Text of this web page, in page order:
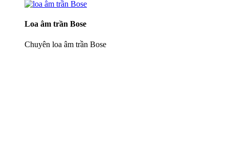
Loa âm trần Bose
Chuyên loa âm trần Bose